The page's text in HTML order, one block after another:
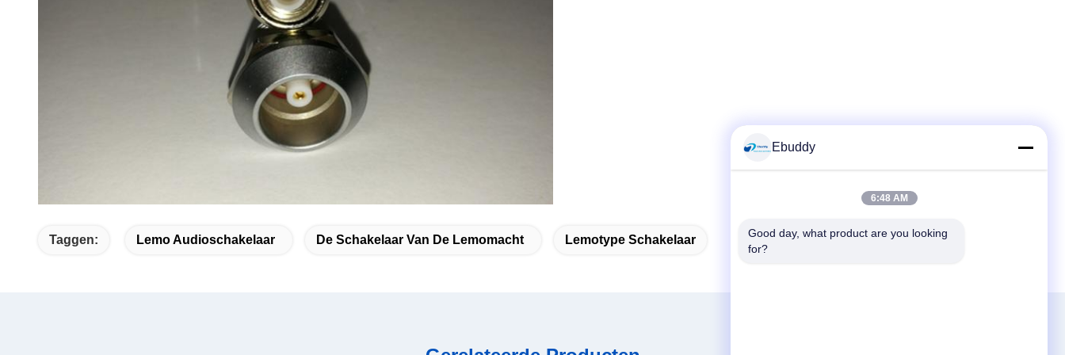
Taggen: Lemo Audioschakelaar De Schakelaar Van De Lemomacht Lemotype Schakelaar
Ebuddy
6:48 AM
Good day, what product are you looking
for?